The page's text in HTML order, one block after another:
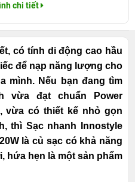
chi tiết
có tính di động cao hầu
để nạp năng lượng cho
mình. Nếu bạn đang tìm
vừa đạt chuẩn Power
vừa có thiết kế nhỏ gọn
thì Sạc nhanh Innostyle
là củ sạc có khả năng
hứa hẹn là một sản phẩm